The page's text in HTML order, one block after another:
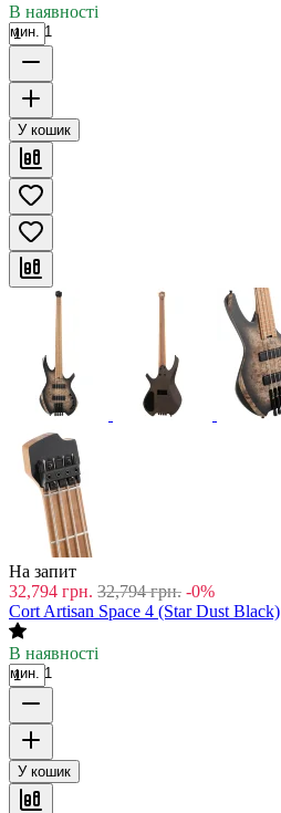
В наявності
мин. 1
У кошик
На запит
32,794 грн. 32,794 грн. -0%
Cort Artisan Space 4 (Star Dust Black)
В наявності
мин. 1
У кошик